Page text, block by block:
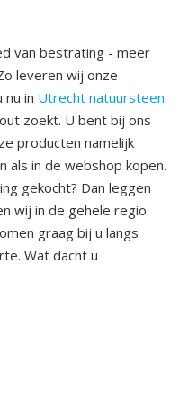
van bestrating - meer
leveren wij onze
in Utrecht natuursteen
zoekt. U bent bij ons
producten namelijk
als in de webshop kopen.
gekocht? Dan leggen
wij in de gehele regio.
graag bij u langs
Wat dacht u